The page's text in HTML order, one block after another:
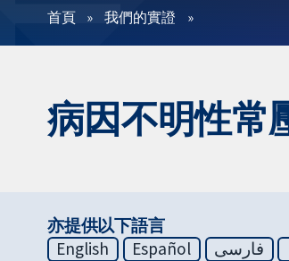
篩選條件
首頁 我們的實證
病因不明性常
亦提供以下語言
English
Español فارسی